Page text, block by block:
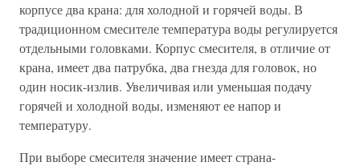
корпусе два крана: для холодной и горячей воды. В
традиционном смесителе температура воды регулируется
отдельными головками. Корпус смесителя, в отличие от
крана, имеет два патрубка, два гнезда для головок, но
один носик-излив. Увеличивая или уменьшая подачу
горячей и холодной воды, изменяют ее напор и
температуру.
При выборе смесителя значение имеет страна-